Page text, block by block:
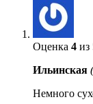
Оценка 4 из
Ильинская
Немного